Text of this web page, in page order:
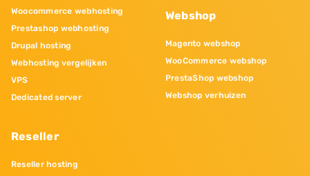
Woocommerce webhosting
Prestashop webhosting
Drupal hosting
Webhosting vergelijken
VPS
Dedicated server
Reseller
Reseller hosting
Webshop
Magento webshop
WooCommerce webshop
PrestaShop webshop
Webshop verhuizen